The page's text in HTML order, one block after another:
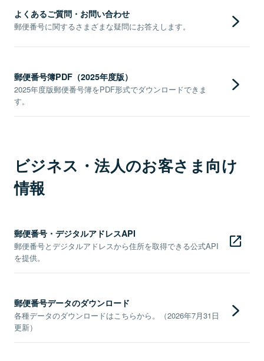
よくあるご質問・お問い合わせ
郵便番号に関するさまざまな疑問にお答えします。
郵便番号簿PDF（2025年度版）
2025年度版郵便番号簿をPDF形式でダウンロードできま
す。
ビジネス・法人のお客さま向け
情報
郵便番号・デジタルアドレスAPI
郵便番号とデジタルアドレスから住所を取得できる公式API
を提供。
郵便番号データのダウンロード
各種データのダウンロードはこちらから。（2026年7月31日
更新）